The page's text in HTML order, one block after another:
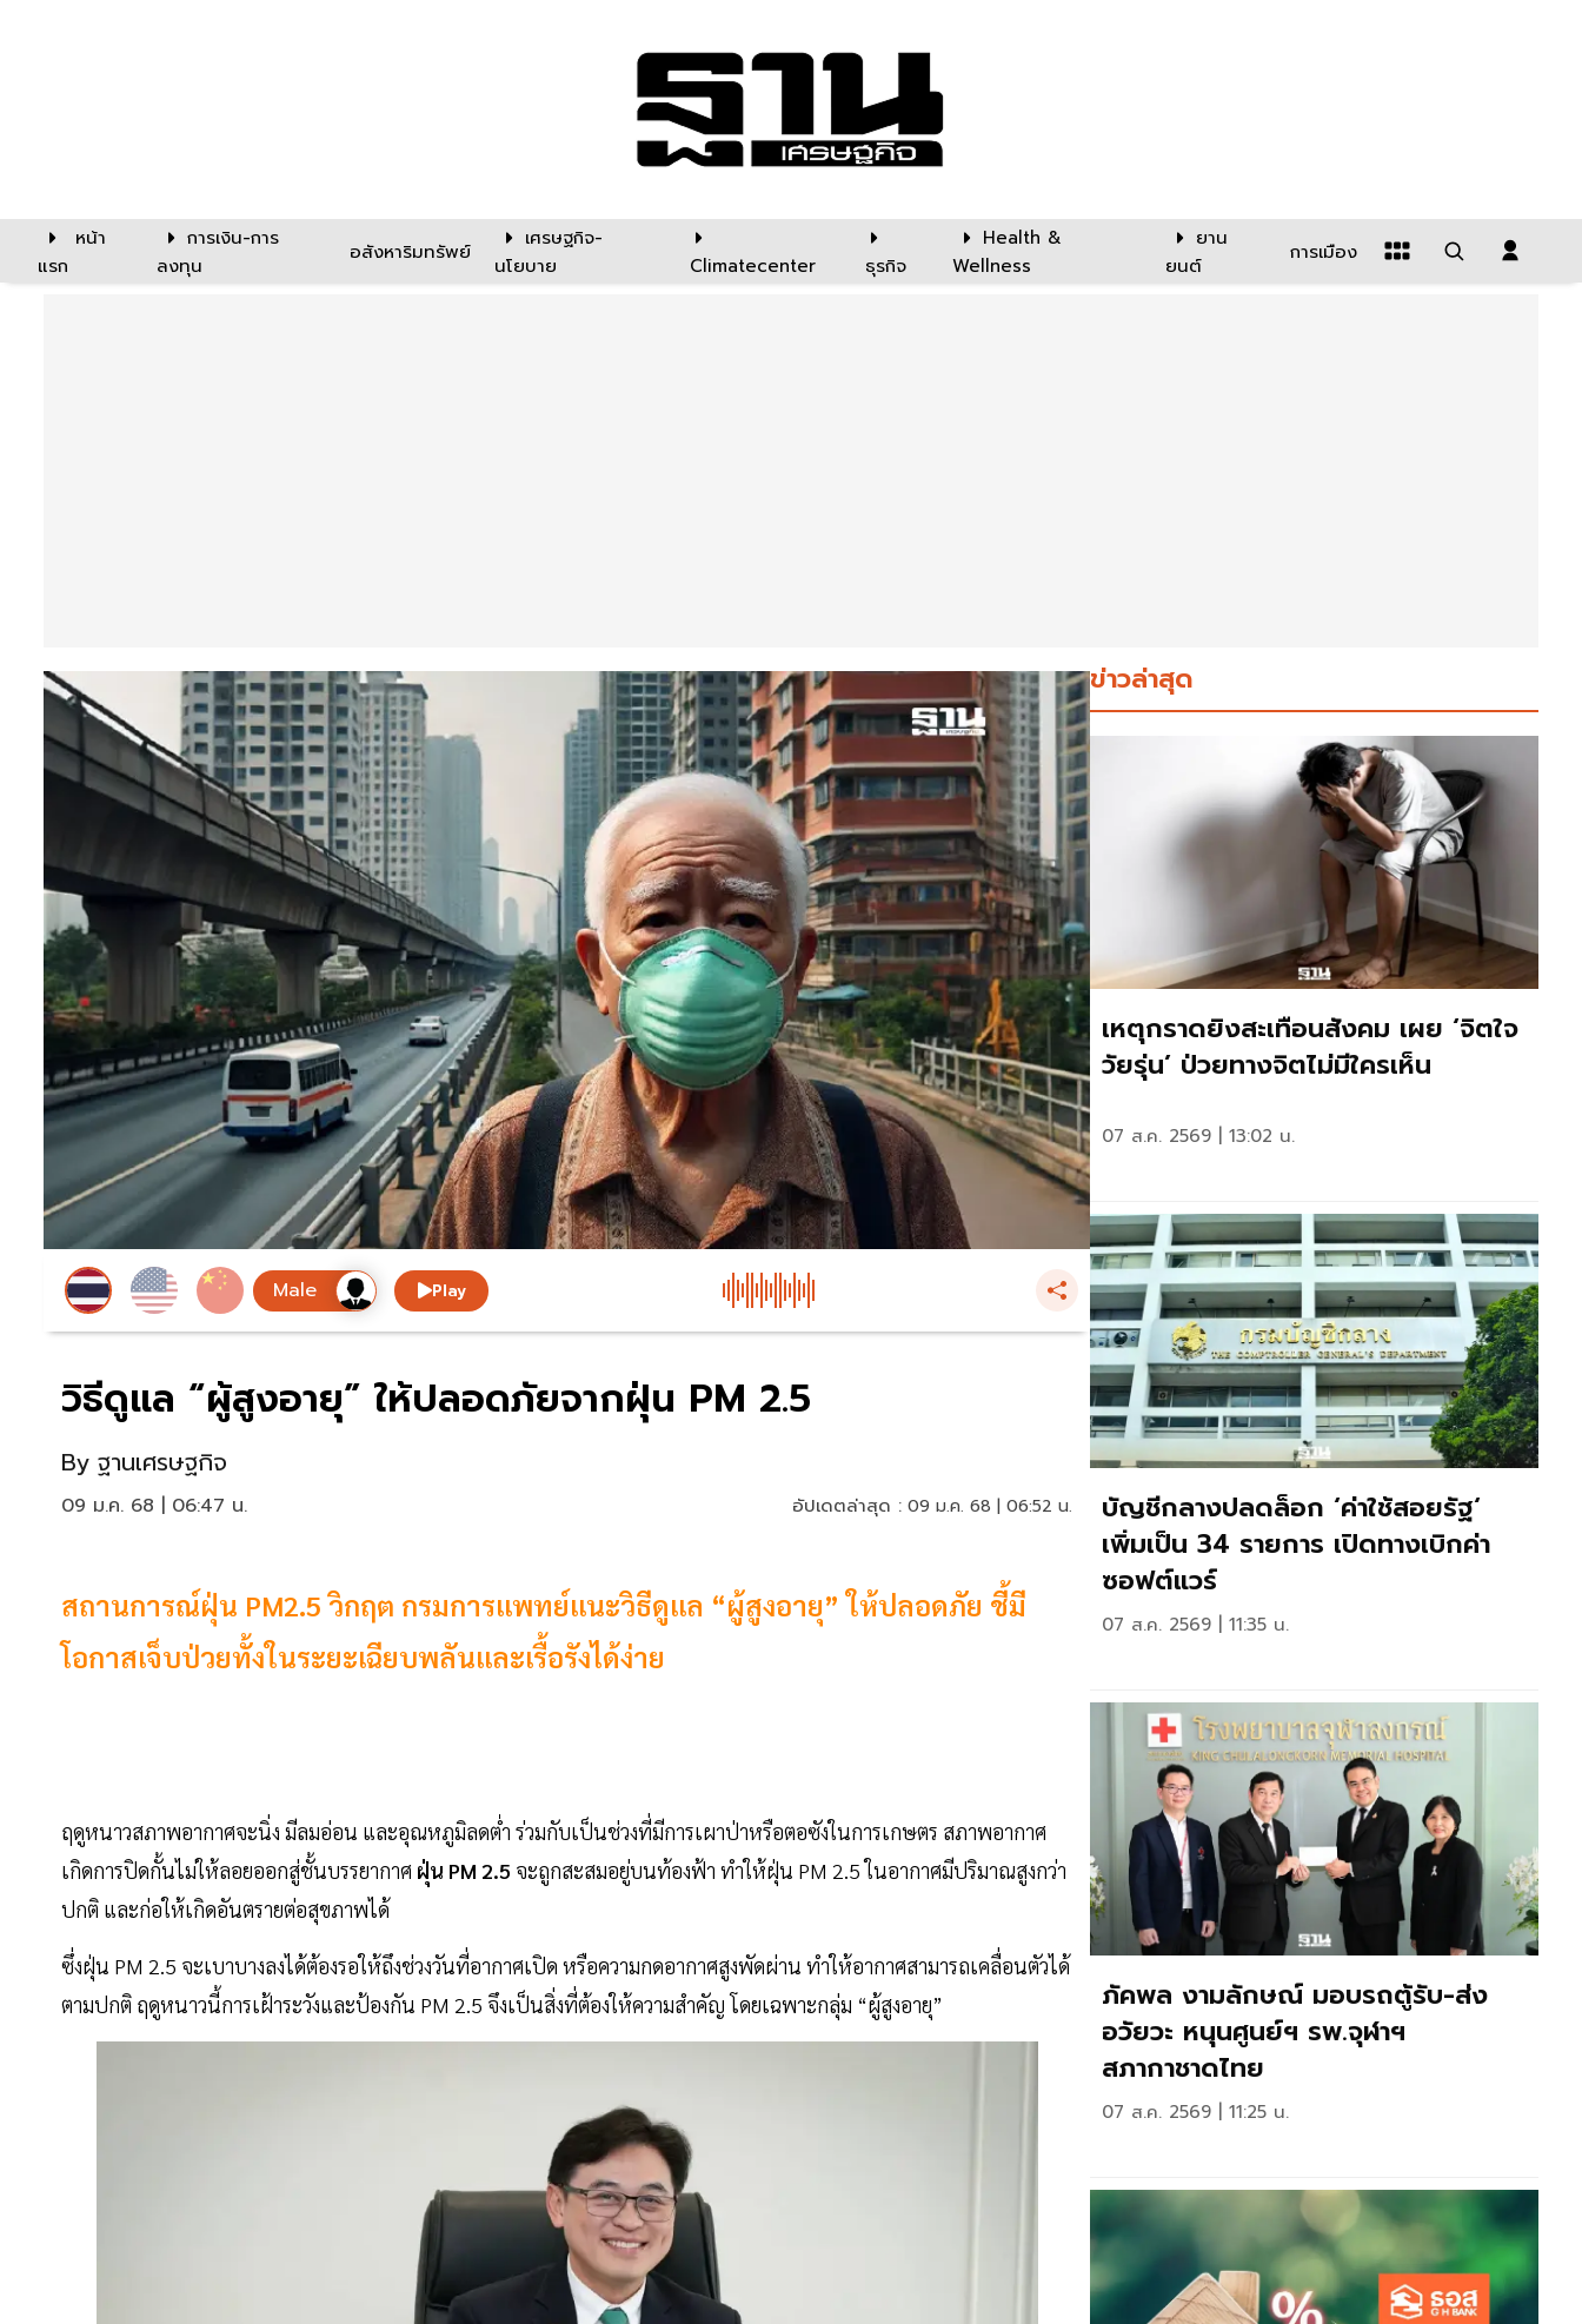
หน้า
แรก
การเงิน-การ
ลงทุน
อสังหาริมทรัพย์
เศรษฐกิจ-
นโยบาย
Climatecenter ธุรกิจ
Health &
Wellness
ยาน
ยนต์
การเมือง
Play
วิธีดูแล “ผู้สูงอายุ” ให้ปลอดภัยจากฝุ่น PM 2.5
By ฐานเศรษฐกิจ
09 ม.ค. 68 | 06:47 น. อัปเดตล่าสุด : 09 ม.ค. 68 | 06:52 น.
สถานการณ์ฝุ่น PM2.5 วิกฤต กรมการแพทย์แนะวิธีดูแล “ผู้สูงอายุ” ให้ปลอดภัย ชี้มี
โอกาสเจ็บป่วยทั้งในระยะเฉียบพลันและเรื้อรังได้ง่าย
ฤดูหนาวสภาพอากาศจะนิ่ง มีลมอ่อน และอุณหภูมิลดต่ำ ร่วมกับเป็นช่วงที่มีการเผาป่าหรือตอซังในการเกษตร สภาพอากาศ
เกิดการปิดกั้นไม่ให้ลอยออกสู่ชั้นบรรยากาศ ฝุ่น PM 2.5 จะถูกสะสมอยู่บนท้องฟ้า ทำให้ฝุ่น PM 2.5 ในอากาศมีปริมาณสูงกว่า
ปกติ และก่อให้เกิดอันตรายต่อสุขภาพได้
ซึ่งฝุ่น PM 2.5 จะเบาบางลงได้ต้องรอให้ถึงช่วงวันที่อากาศเปิด หรือความกดอากาศสูงพัดผ่าน ทำให้อากาศสามารถเคลื่อนตัวได้
ตามปกติ ฤดูหนาวนี้การเฝ้าระวังและป้องกัน PM 2.5 จึงเป็นสิ่งที่ต้องให้ความสำคัญ โดยเฉพาะกลุ่ม “ผู้สูงอายุ”
ข่าวล่าสุด
เหตุกราดยิงสะเทือนสังคม เผย ‘จิตใจ
วัยรุ่น’ ป่วยทางจิตไม่มีใครเห็น
07 ส.ค. 2569 | 13:02 น.
บัญชีกลางปลดล็อก ‘ค่าใช้สอยรัฐ‘
เพิ่มเป็น 34 รายการ เปิดทางเบิกค่า
ซอฟต์แวร์
07 ส.ค. 2569 | 11:35 น.
ภัคพล งามลักษณ์ มอบรถตู้รับ-ส่ง
อวัยวะ หนุนศูนย์ฯ รพ.จุฬาฯ
สภากาชาดไทย
07 ส.ค. 2569 | 11:25 น.